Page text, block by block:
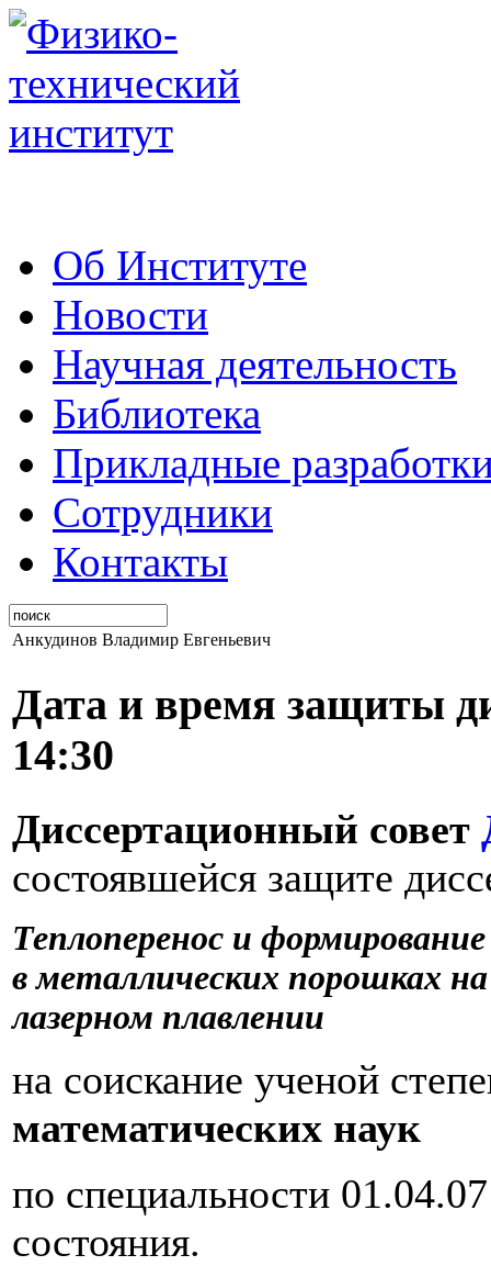
Об Институте
Новости
Научная деятельность
Библиотека
Прикладные
Сотрудники
Контакты
Анкудинов Владимир Евгеньевич
Дата и время защиты
14:30
Диссертационный совет
состоявшейся защите
Теплоперенос и
в металлических порошках
лазерном плавлении
на соискание ученой
математических наук
по специальности
состояния.